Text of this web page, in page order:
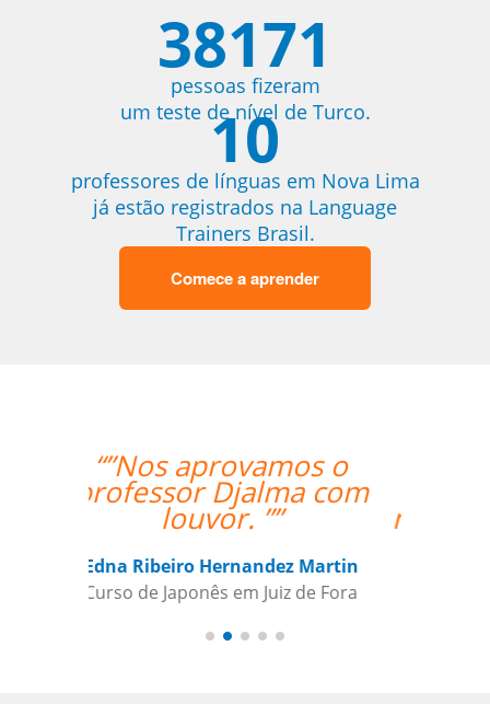
38171
pessoas fizeram
um teste de nível de Turco.
10
professores de línguas em Nova Lima
já estão registrados na Language
Trainers Brasil.
Comece a aprender
“”Everything is going
amazing! Thanks so
much for your help!””
Nathan Miller
Curso de em Manaus